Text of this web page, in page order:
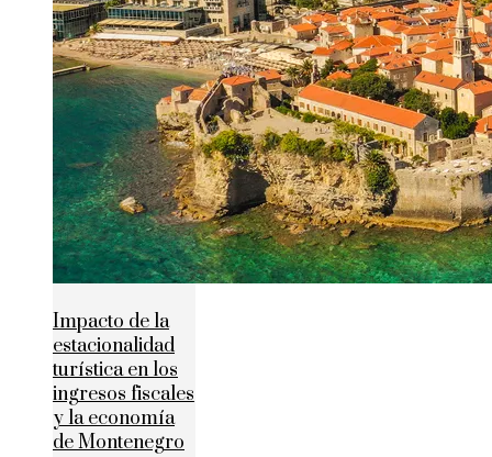
Impacto de la
estacionalidad
turística en los
ingresos fiscales
y la economía
de Montenegro